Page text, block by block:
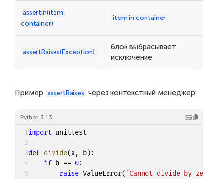
assertIn(item,
container)
item in container
assertRaises(Exception)
блок выбрасывает
исключение
Пример assertRaises через контекстный менеджер:
Python 3.13
1
2
3
4
5
import unittest
def divide(a, b) :
if b == 0:
raise ValueError( "Cannot divide by zero"